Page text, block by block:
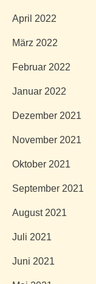
April 2022
März 2022
Februar 2022
Januar 2022
Dezember 2021
November 2021
Oktober 2021
September 2021
August 2021
Juli 2021
Juni 2021